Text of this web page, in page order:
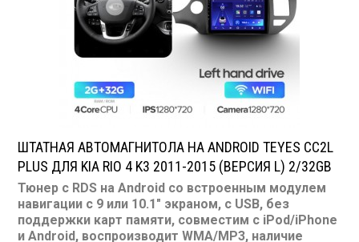
Bluetooth: есть
Съемная панель: нет
RCA (линейные) выходы: 3 пары
ШТАТНАЯ АВТОМАГНИТОЛА НА ANDROID TEYES CC2L
PLUS ДЛЯ KIA RIO 4 K3 2011-2015 (ВЕРСИЯ L) 2/32GB
Тюнер с RDS на Android со встроенным модулем
навигации с 9 или 10.1" экраном, с USB, без
поддержки карт памяти, совместим с iPod/iPhone
и Android, воспроизводит WMA/MP3, наличие